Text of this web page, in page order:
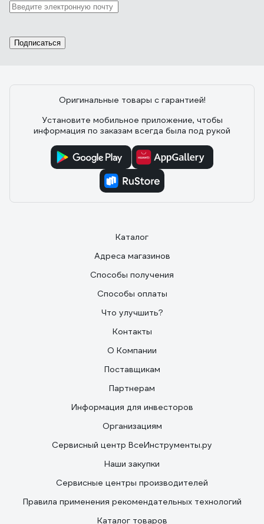
Подписаться
Оригинальные товары с гарантией!
Установите мобильное приложение, чтобы
информация по заказам всегда была под рукой
Каталог
Адреса магазинов
Способы получения
Способы оплаты
Что улучшить?
Контакты
О Компании
Поставщикам
Партнерам
Информация для инвесторов
Организациям
Сервисный центр ВсеИнструменты.ру
Наши закупки
Сервисные центры производителей
Правила применения рекомендательных технологий
Каталог товаров